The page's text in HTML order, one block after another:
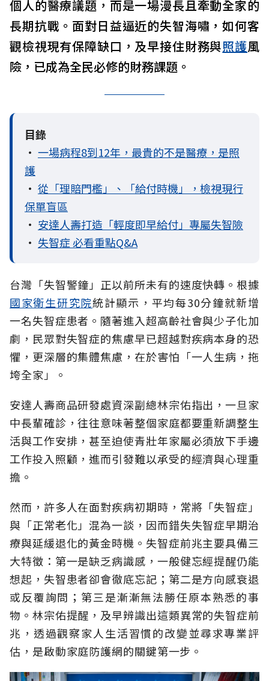
個人的醫療議題，而是一場漫長且牽動全家的
長期抗戰。面對日益逼近的失智海嘯，如何客
觀檢視現有保障缺口，及早接住財務與照護風
險，已成為全民必修的財務課題。
目錄
• 一場病程8到12年，最貴的不是醫療，是照
護
• 從「理賠門檻」、「給付時機」，檢視現行
保單盲區
• 安達人壽打造「輕度即早給付」專屬失智險
• 失智症 必看重點Q&A
台灣「失智警鐘」正以前所未有的速度快轉。根據
國家衛生研究院統計顯示，平均每30分鐘就新增
一名失智症患者。隨著進入超高齡社會與少子化加
劇，民眾對失智症的焦慮早已超越對疾病本身的恐
懼，更深層的集體焦慮，在於害怕「一人生病，拖
垮全家」。
安達人壽商品研發處資深副總林宗佑指出，一旦家
中長輩確診，往往意味著整個家庭都要重新調整生
活與工作安排，甚至迫使青壯年家屬必須放下手邊
工作投入照顧，進而引發難以承受的經濟與心理重
擔。
然而，許多人在面對疾病初期時，常將「失智症」
與「正常老化」混為一談，因而錯失失智症早期治
療與延緩退化的黃金時機。失智症前兆主要具備三
大特徵：第一是缺乏病識感，一般健忘經提醒仍能
想起，失智患者卻會徹底忘記；第二是方向感衰退
或反覆詢問；第三是漸漸無法勝任原本熟悉的事
物。林宗佑提醒，及早辨識出這類異常的失智症前
兆，透過觀察家人生活習慣的改變並尋求專業評
估，是啟動家庭防護網的關鍵第一步。